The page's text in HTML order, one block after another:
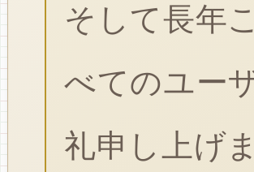
そして長年
べてのユー
礼申し上げ